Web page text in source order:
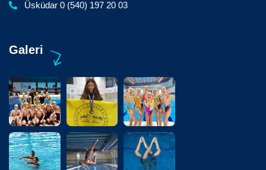
Üsküdar 0 (540) 197 20 03
Galeri